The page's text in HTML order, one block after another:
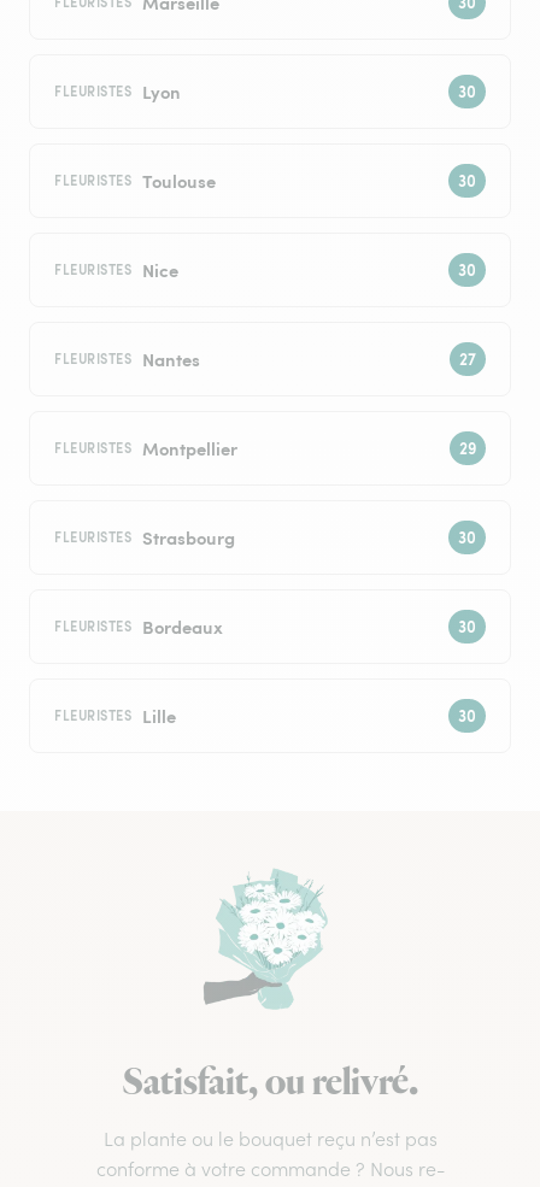
FLEURISTES Lyon
FLEURISTES Toulouse
FLEURISTES Nice
FLEURISTES Nantes
FLEURISTES Montpellier
FLEURISTES Strasbourg
FLEURISTES Bordeaux
FLEURISTES Lille
Satisfait, ou relivré.
La plante ou le bouquet reçu n’est pas
conforme à votre commande ? Nous re-